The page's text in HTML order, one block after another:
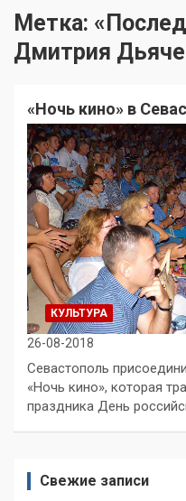
Метка:
Дмитрия
«Ночь кино» в
КУЛЬТУРА
26-08-2018
Севастополь
«Ночь кино», которая
праздника День
Свежие записи